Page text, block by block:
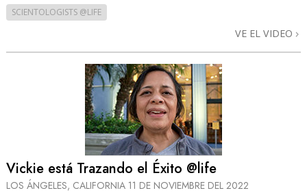
SCIENTOLOGISTS @LIFE
VE EL VIDEO
Vickie está Trazando el Éxito @life
LOS ÁNGELES, CALIFORNIA 11 DE NOVIEMBRE DEL 2022